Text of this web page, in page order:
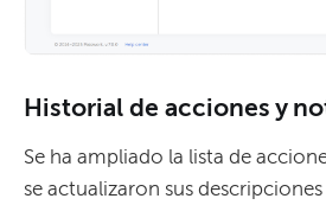
Historial de acciones y
Se ha ampliado la lista de
se actualizaron sus